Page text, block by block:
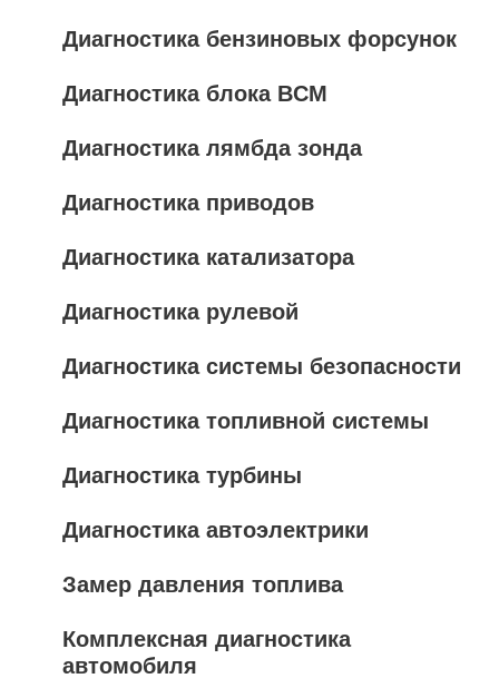
Диагностика бензиновых форсунок
Диагностика блока BCM
Диагностика лямбда зонда
Диагностика приводов
Диагностика катализатора
Диагностика рулевой
Диагностика системы безопасности
Диагностика топливной системы
Диагностика турбины
Диагностика автоэлектрики
Замер давления топлива
Комплексная диагностика
автомобиля